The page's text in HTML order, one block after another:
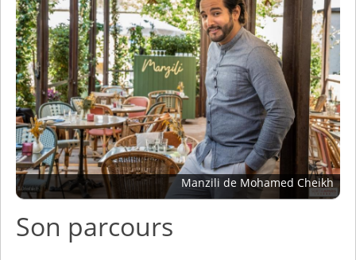
Manzili de Mohamed Cheikh
Son parcours